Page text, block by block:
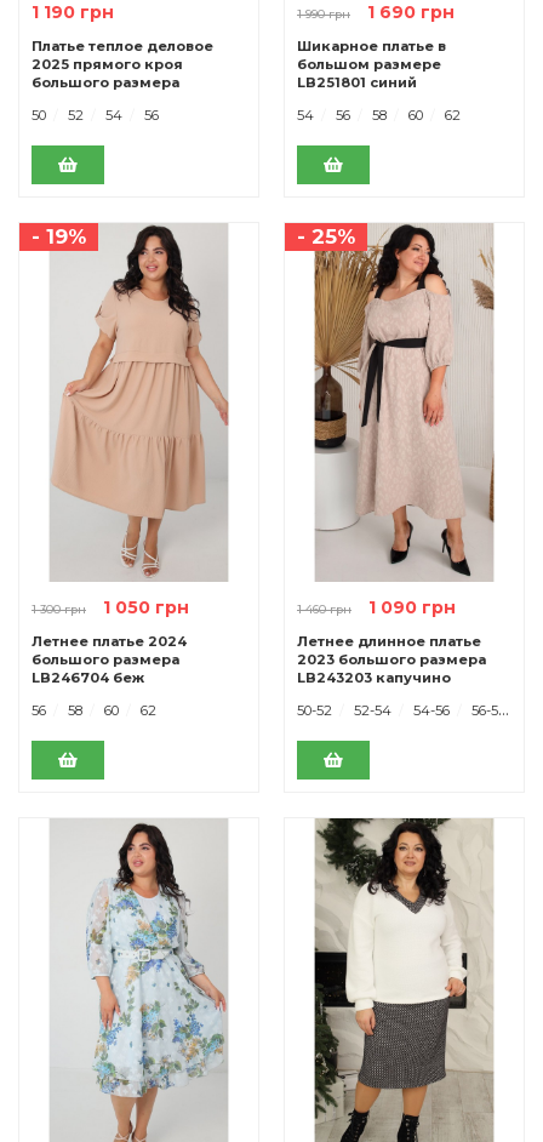
1 190 грн
Платье теплое деловое
2025 прямого кроя
большого размера
50
52 54 56
1 990 грн 1 690 грн
Шикарное платье в
большом размере
LB251801 синий
54
56 58 60 62
- 19%
1 300 грн 1 050 грн
Летнее платье 2024
большого размера
LB246704 беж
56
58 60 62
- 25%
1 460 грн 1 090 грн
Летнее длинное платье
2023 большого размера
LB243203 капучино
50-52
52-54 54-56 56-58